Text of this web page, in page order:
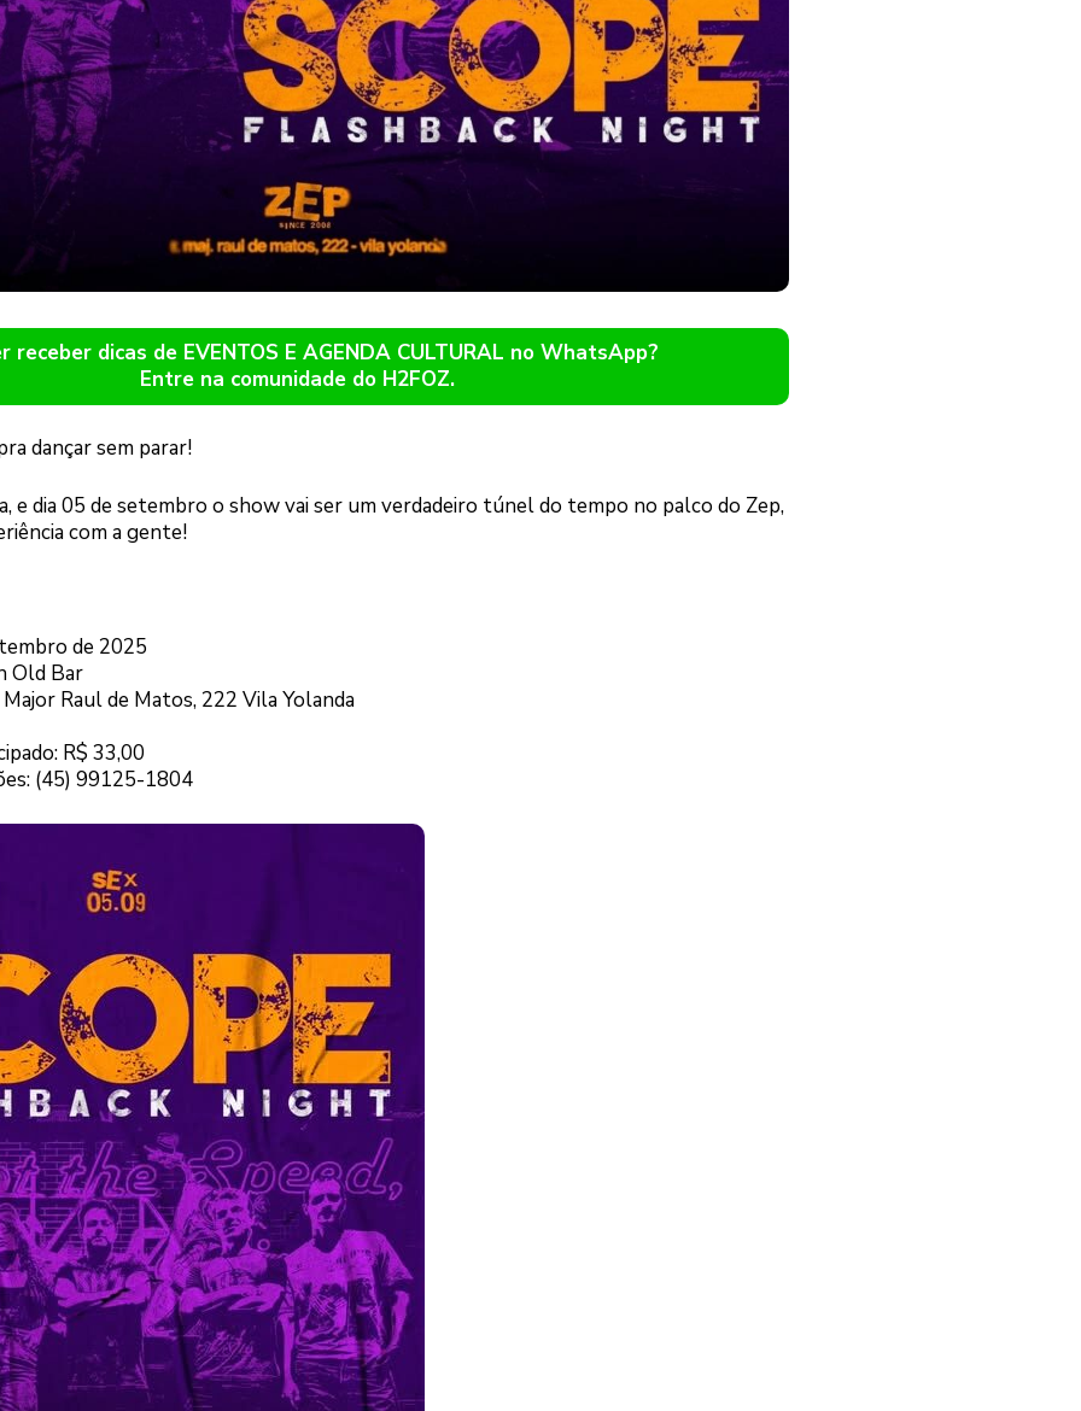
receber dicas de EVENTOS E AGENDA CULTURAL no WhatsApp?
Entre na comunidade do H2FOZ.
dançar sem parar!
e dia 05 de setembro o show vai ser um verdadeiro túnel do tempo no palco do Zep,
com a gente!
de 2025
Old Bar
Raul de Matos, 222 Vila Yolanda
R$ 33,00
(45) 99125-1804